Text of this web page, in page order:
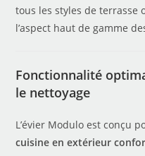
tous les styles de
l’aspect haut de gamme
Fonctionnalité
le nettoyage
L’évier Modulo est conçu
cuisine en extérieur